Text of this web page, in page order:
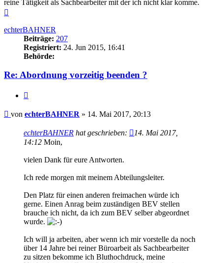
reine Tätigkeit als Sachbearbeiter mit der ich nicht klar komme.
echterBAHNER
Beiträge: 207
Registriert: 24. Jun 2015, 16:41
Behörde:
Re: Abordnung vorzeitig beenden ?
Beitrag
von echterBAHNER » 14. Mai 2017, 20:13
echterBAHNER hat geschrieben:
14. Mai 2017,
14:12 Moin,
vielen Dank für eure Antworten.
Ich rede morgen mit meinem Abteilungsleiter.
Den Platz für einen anderen freimachen würde ich
gerne. Einen Anrag beim zuständigen BEV stellen
brauche ich nicht, da ich zum BEV selber abgeordnet
wurde.
Ich will ja arbeiten, aber wenn ich mir vorstelle da noch
über 14 Jahre bei reiner Büroarbeit als Sachbearbeiter
zu sitzen bekomme ich Bluthochdruck, meine